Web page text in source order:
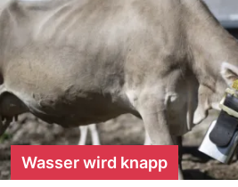
Wasser wird knapp